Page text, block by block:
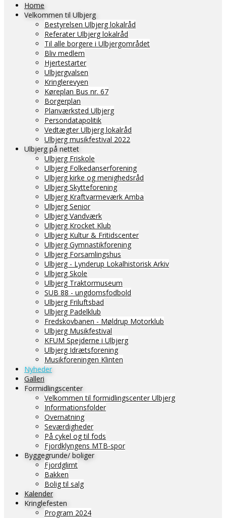
Home
Velkommen til Ulbjerg
Bestyrelsen Ulbjerg lokalråd
Referater Ulbjerg lokalråd
Til alle borgere i Ulbjergområdet
Bliv medlem
Hjertestarter
Ulbjergvalsen
Kringlerevyen
Køreplan Bus nr. 67
Borgerplan
Planværksted Ulbjerg
Persondatapolitik
Vedtægter Ulbjerg lokalråd
Ulbjerg musikfestival 2022
Ulbjerg på nettet
Ulbjerg Friskole
Ulbjerg Folkedanserforening
Ulbjerg kirke og menighedsråd
Ulbjerg Skytteforening
Ulbjerg Kraftvarmeværk Amba
Ulbjerg Senior
Ulbjerg Vandværk
Ulbjerg Krocket Klub
Ulbjerg Kultur & Fritidscenter
Ulbjerg Gymnastikforening
Ulbjerg Forsamlingshus
Ulbjerg - Lynderup Lokalhistorisk Arkiv
Ulbjerg Skole
Ulbjerg Traktormuseum
SUB 88 - ungdomsfodbold
Ulbjerg Friluftsbad
Ulbjerg Padelklub
Fredskovbanen - Møldrup Motorklub
Ulbjerg Musikfestival
KFUM Spejderne i Ulbjerg
Ulbjerg Idrætsforening
Musikforeningen Klinten
Nyheder
Galleri
Formidlingscenter
Velkommen til formidlingscenter Ulbjerg
Informationsfolder
Overnatning
Seværdigheder
På cykel og til fods
Fjordklyngens MTB-spor
Byggegrunde/ boliger
Fjordglimt
Bakken
Bolig til salg
Kalender
Kringlefesten
Program 2024